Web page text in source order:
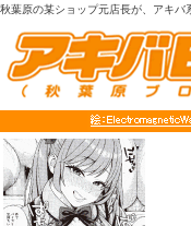
秋葉原の某ショップ元店長が、アキ